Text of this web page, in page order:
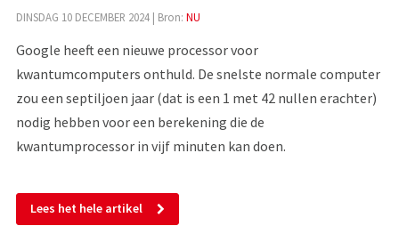
DINSDAG 10 DECEMBER 2024| Bron: NU
Google heeft een nieuwe processor voor
kwantumcomputers onthuld. De snelste normale computer
zou een septiljoen jaar (dat is een 1 met 42 nullen erachter)
nodig hebben voor een berekening die de
kwantumprocessor in vijf minuten kan doen.
Lees het hele artikel